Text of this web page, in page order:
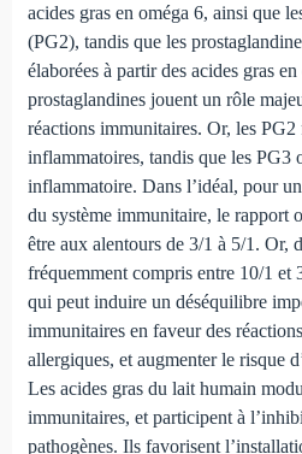
acides gras en oméga 6, ainsi que
(PG2), tandis que les
élaborées à partir des acides gras
prostaglandines jouent un rôle
réactions immunitaires. Or, les
inflammatoires, tandis que les PG3
inflammatoire. Dans l’idéal, pour
du système immunitaire, le rapport
être aux alentours de 3/1 à 5/1. Or,
fréquemment compris entre 10/1 et
qui peut induire un déséquilibre
immunitaires en faveur des
allergiques, et augmenter le risque
Les acides gras du lait humain
immunitaires, et participent à
pathogènes. Ils favorisent